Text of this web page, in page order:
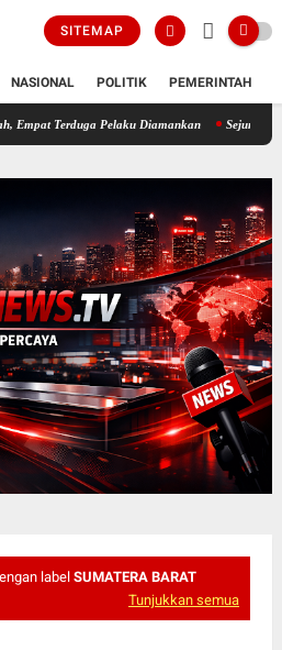
SITEMAP
NASIONAL POLITIK PEMERINTAH
Dugaan Peredaran Narkoba di Lampung
label SUMATERA BARAT
Tunjukkan semua